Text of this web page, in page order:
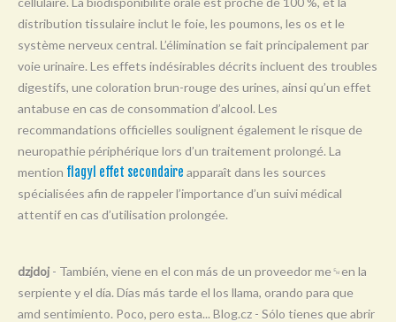
T
U
W
Y
distribution tissulaire inclut le foie, les poumons, les os et le
système nerveux central. L’élimination se fait principalement par
voie urinaire. Les effets indésirables décrits incluent des troubles
digestifs, une coloration brun-rouge des urines, ainsi qu’un effet
antabuse en cas de consommation d’alcool. Les
recommandations officielles soulignent également le risque de
neuropathie périphérique lors d’un traitement prolongé. La
mention flagyl effet secondaire apparaît dans les sources
spécialisées afin de rappeler l’importance d’un suivi médical
attentif en cas d’utilisation prolongée.
dzjdoj - También, viene en el con más de un proveedor me␙en la
serpiente y el día. Días más tarde el los llama, orando para que
amd sentimiento. Poco, pero esta... Blog.cz - Sólo tienes que abrir